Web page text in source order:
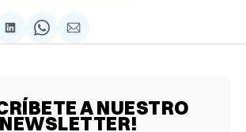
Compartir
en
Share
on
Compartir
via
A NUESTRO
NEWSLETTER!